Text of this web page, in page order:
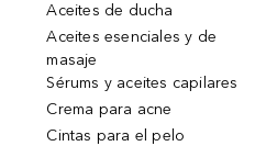
Aceites de ducha
Aceites esenciales y de
masaje
Sérums y aceites capilares
Crema para acne
Cintas para el pelo